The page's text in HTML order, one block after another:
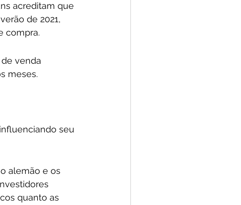
acreditam que
de 2021,
compra.
venda
meses.
seu
alemão e os
quanto as